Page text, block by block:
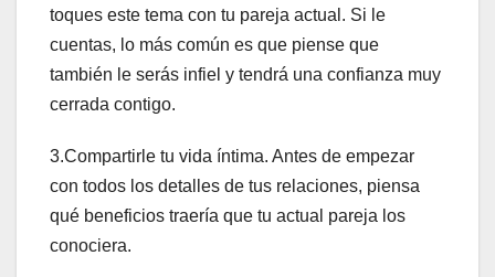
toques este tema con tu pareja actual. Si le
cuentas, lo más común es que piense que
también le serás infiel y tendrá una confianza muy
cerrada contigo.
3.Compartirle tu vida íntima. Antes de empezar
con todos los detalles de tus relaciones, piensa
qué beneficios traería que tu actual pareja los
conociera.